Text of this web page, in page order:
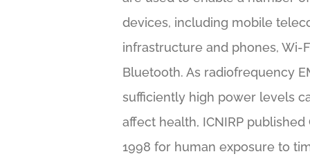
devices, including mobile
infrastructure and phones, Wi-
Bluetooth. As radiofrequency
sufficiently high power levels
affect health, ICNIRP published
1998 for human exposure to